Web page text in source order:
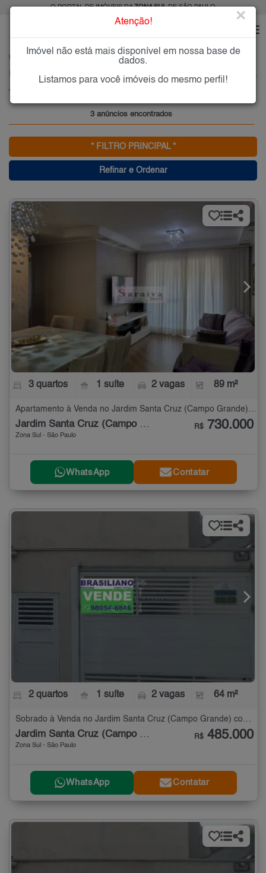
O PORTAL DE IMÓVEIS DAZONA SULDE SÃO PAULO
JARDIM SANTA CRUZ (CAMPO GRANDE)
Imóveis à Venda no Jardim Santa Cruz (Campo Grande), Zona Sul de São Paulo
Jardim Santa Cruz (Campo Grande), Zona Sul
3 anúncios encontrados
* FILTRO PRINCIPAL *
Refinar e Ordenar
3 quartos 1 suíte 2 vagas 89 m²
Apartamento à Venda no Jardim Santa Cruz (Campo Grande) com 3 quartos - 89 m²
Jardim Santa Cruz (Campo Grande)
Zona Sul - São Paulo
R$ 730.000
WhatsApp Contatar
2 quartos 1 suíte 2 vagas 64 m²
Sobrado à Venda no Jardim Santa Cruz (Campo Grande) com 2 quartos - 64 m²
Jardim Santa Cruz (Campo Grande)
Zona Sul - São Paulo
R$ 485.000
WhatsApp Contatar
Atenção! ×
Imóvel não está mais disponível em nossa base de
dados.
Listamos para você imóveis do mesmo perfil!